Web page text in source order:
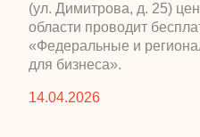
(ул. Димитрова, д. 25)
области проводит
«Федеральные и
для бизнеса».
14.04.2026